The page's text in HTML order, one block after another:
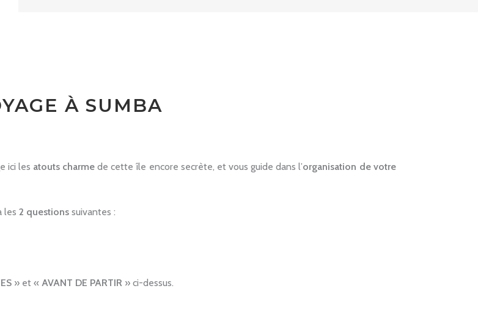
À SUMBA
ici les atouts charme de cette île encore secrète, et vous guide dans l’organisation de votre
les 2 questions suivantes :
» et « AVANT DE PARTIR » ci-dessus.